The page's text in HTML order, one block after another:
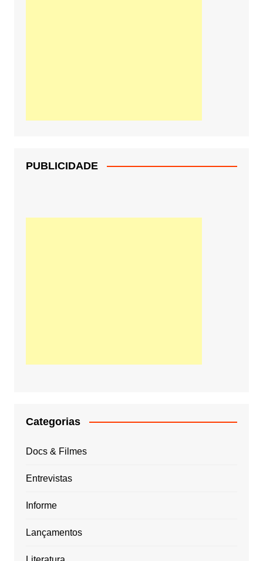
PUBLICIDADE
Categorias
Docs & Filmes
Entrevistas
Informe
Lançamentos